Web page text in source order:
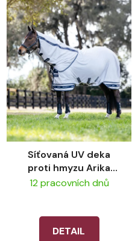
Síťovaná UV deka
proti hmyzu Arika
Armour-Tek - Grey
12 pracovních dnů
DETAIL